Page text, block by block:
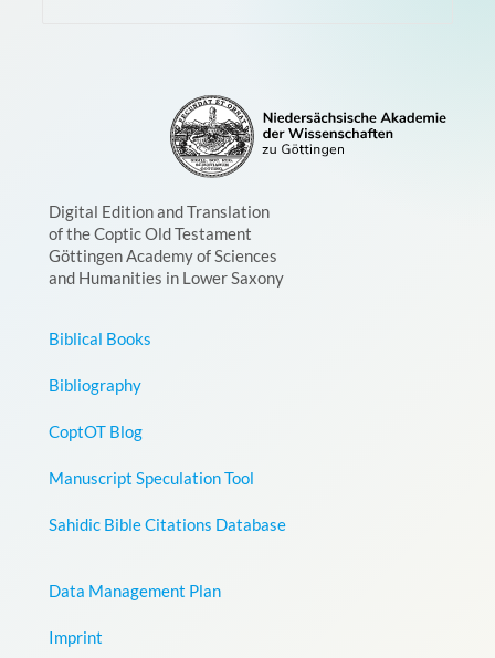
Digital Edition and Translation
of the Coptic Old Testament
Göttingen Academy of Sciences
and Humanities in Lower Saxony
Biblical Books
Bibliography
CoptOT Blog
Manuscript Speculation Tool
Sahidic Bible Citations Database
Data Management Plan
Imprint